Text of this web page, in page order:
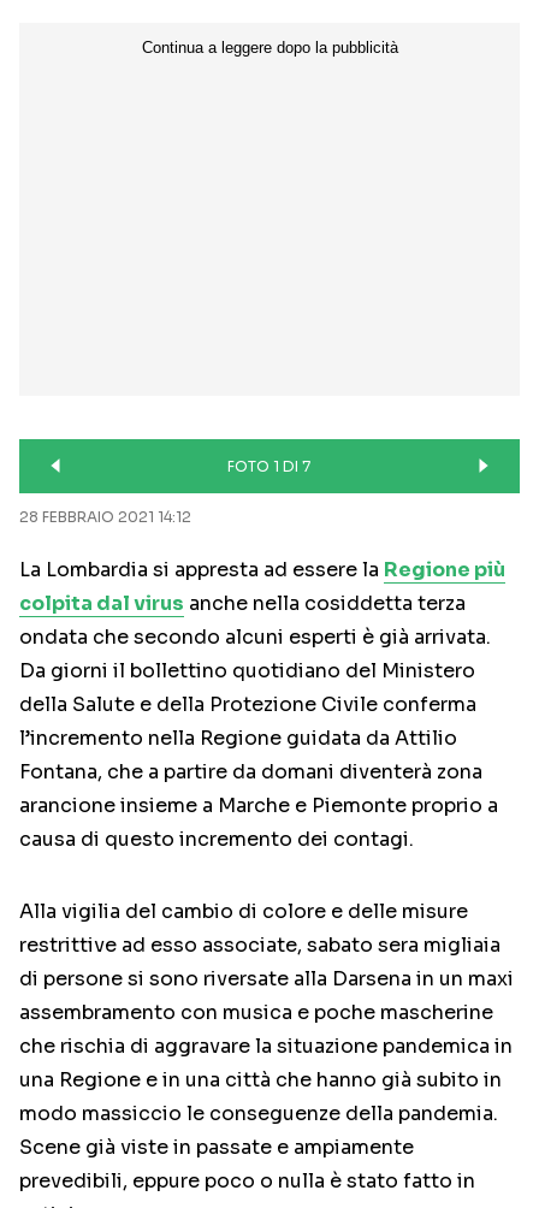
FOTO 1 DI 7
28 FEBBRAIO 2021 14:12
La Lombardia si appresta ad essere la Regione più
colpita dal virus anche nella cosiddetta terza
ondata che secondo alcuni esperti è già arrivata.
Da giorni il bollettino quotidiano del Ministero
della Salute e della Protezione Civile conferma
l’incremento nella Regione guidata da Attilio
Fontana, che a partire da domani diventerà zona
arancione insieme a Marche e Piemonte proprio a
causa di questo incremento dei contagi.
Alla vigilia del cambio di colore e delle misure
restrittive ad esso associate, sabato sera migliaia
di persone si sono riversate alla Darsena in un maxi
assembramento con musica e poche mascherine
che rischia di aggravare la situazione pandemica in
una Regione e in una città che hanno già subito in
modo massiccio le conseguenze della pandemia.
Scene già viste in passate e ampiamente
prevedibili, eppure poco o nulla è stato fatto in